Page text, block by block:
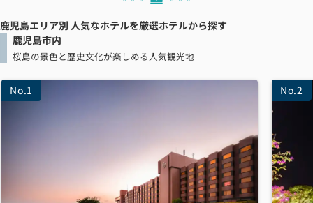
鹿児島エリア別 人気なホテルを厳選ホテルから探す
鹿児島市内
桜島の景色と歴史文化が楽しめる人気観光地